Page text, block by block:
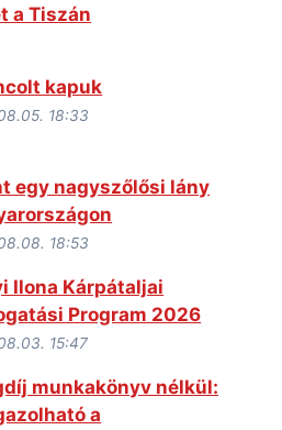
a Tiszán
kapuk
18:33
egy nagyszőlősi lány
18:53
Ilona Kárpátaljai
Program 2026
15:47
munkakönyv nélkül:
a